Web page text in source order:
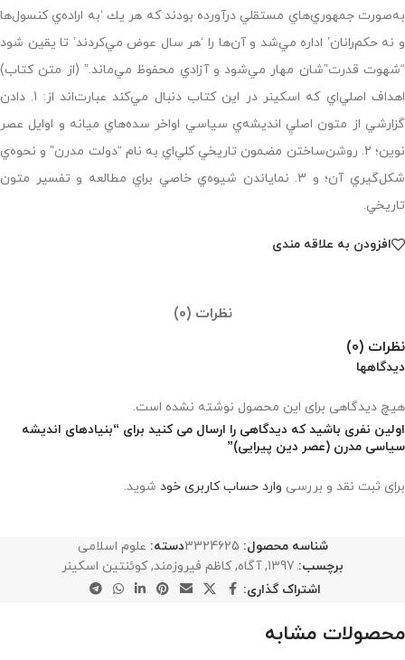
به‌صورت جمهوري‌هاي مستقلي درآورده بودند كه هر يك ‘به اراده‌ي كنسول‌ها
و نه حكم‌رانان’ اداره مي‌شد و آن‌ها را ‘هر سال عوض مي‌كردند’ تا يقين شود
“شهوت قدرت”شان مهار مي‌شود و آزادي محفوظ مي‌ماند.” (از متن كتاب)
اهداف اصلي‌اي كه اسكينر در اين كتاب دنبال مي‌كند عبارت‌اند از: 1. دادن
گزارشي از متون اصليِ انديشه‌ي سياسي اواخر سده‌هاي ميانه و اوايل عصر
نوين؛ 2. روشن‌ساختن مضمون تاريخي كلي‌اي به نام “دولت مدرن” و نحوه‌ي
شكل‌گيري آن؛ و 3. نماياندن شيوه‌ي خاصي براي مطالعه و تفسير متون
تاريخي.
افزودن به علاقه مندی
نظرات (0)
نظرات (0)
دیدگاهها
هیچ دیدگاهی برای این محصول نوشته نشده است.
اولین نفری باشید که دیدگاهی را ارسال می کنید برای “بنیادهای اندیشه
سیاسی مدرن (عصر دین پیرایی)”
برای ثبت نقد و بررسی وارد حساب کاربری خود شوید.
شناسه محصول: 3324625دسته: علوم اسلامی
برچسب: 1397
, آگاه, كاظم فيروزمند, كوئنتين اسكينر
اشتراک گذاری:
محصولات مشابه